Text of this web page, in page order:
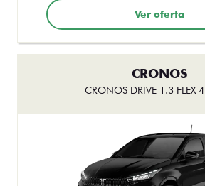
Ver oferta
CRONOS
CRONOS DRIVE 1.3 FLEX